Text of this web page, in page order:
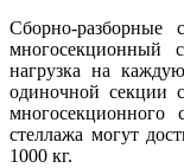
Сборно-
многосекционный
нагрузка на
одиночной секции
многосекционного
стеллажа могут
1000 кг.